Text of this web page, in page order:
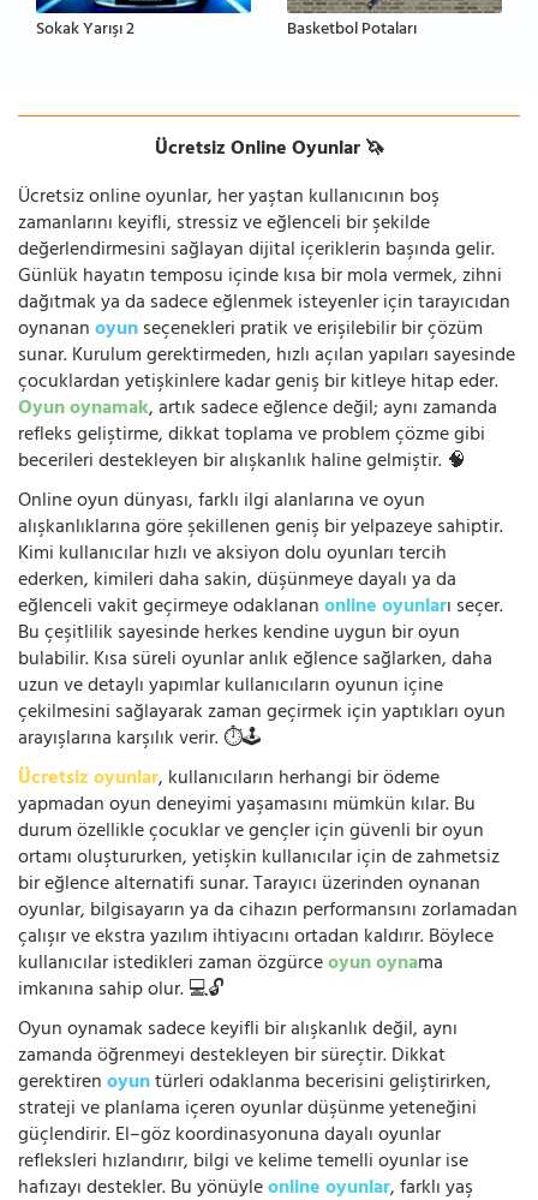
Sokak Yarışı 2 Basketbol Potaları
Ücretsiz Online Oyunlar 🦄
Ücretsiz online oyunlar, her yaştan kullanıcının boş
zamanlarını keyifli, stressiz ve eğlenceli bir şekilde
değerlendirmesini sağlayan dijital içeriklerin başında gelir.
Günlük hayatın temposu içinde kısa bir mola vermek, zihni
dağıtmak ya da sadece eğlenmek isteyenler için tarayıcıdan
oynananoyunseçenekleri pratik ve erişilebilir bir çözüm
sunar. Kurulum gerektirmeden, hızlı açılan yapıları sayesinde
çocuklardan yetişkinlere kadar geniş bir kitleye hitap eder.
Oyun oynamak, artık sadece eğlence değil; aynı zamanda
refleks geliştirme, dikkat toplama ve problem çözme gibi
becerileri destekleyen bir alışkanlık haline gelmiştir. 🧠
Online oyun dünyası, farklı ilgi alanlarına ve oyun
alışkanlıklarına göre şekillenen geniş bir yelpazeye sahiptir.
Kimi kullanıcılar hızlı ve aksiyon dolu oyunları tercih
ederken, kimileri daha sakin, düşünmeye dayalı ya da
eğlenceli vakit geçirmeye odaklananonline oyunları seçer.
Bu çeşitlilik sayesinde herkes kendine uygun bir oyun
bulabilir. Kısa süreli oyunlar anlık eğlence sağlarken, daha
uzun ve detaylı yapımlar kullanıcıların oyunun içine
çekilmesini sağlayarak zaman geçirmek için yaptıkları oyun
arayışlarına karşılık verir. ⏱️🕹️
Ücretsiz oyunlar, kullanıcıların herhangi bir ödeme
yapmadan oyun deneyimi yaşamasını mümkün kılar. Bu
durum özellikle çocuklar ve gençler için güvenli bir oyun
ortamı oluştururken, yetişkin kullanıcılar için de zahmetsiz
bir eğlence alternatifi sunar. Tarayıcı üzerinden oynanan
oyunlar, bilgisayarın ya da cihazın performansını zorlamadan
çalışır ve ekstra yazılım ihtiyacını ortadan kaldırır. Böylece
kullanıcılar istedikleri zaman özgürceoyun oynama
imkanına sahip olur. 💻🔓
Oyun oynamak sadece keyifli bir alışkanlık değil, aynı
zamanda öğrenmeyi destekleyen bir süreçtir. Dikkat
gerektirenoyuntürleri odaklanma becerisini geliştirirken,
strateji ve planlama içeren oyunlar düşünme yeteneğini
güçlendirir. El–göz koordinasyonuna dayalı oyunlar
refleksleri hızlandırır, bilgi ve kelime temelli oyunlar ise
hafızayı destekler. Bu yönüyleonline oyunlar, farklı yaş